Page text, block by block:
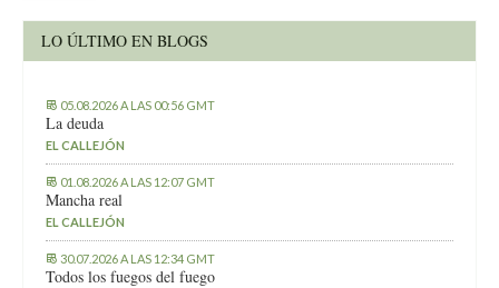
LO ÚLTIMO EN BLOGS
05.08.2026 A LAS 00:56 GMT
La deuda
EL CALLEJÓN
01.08.2026 A LAS 12:07 GMT
Mancha real
EL CALLEJÓN
30.07.2026 A LAS 12:34 GMT
Todos los fuegos del fuego